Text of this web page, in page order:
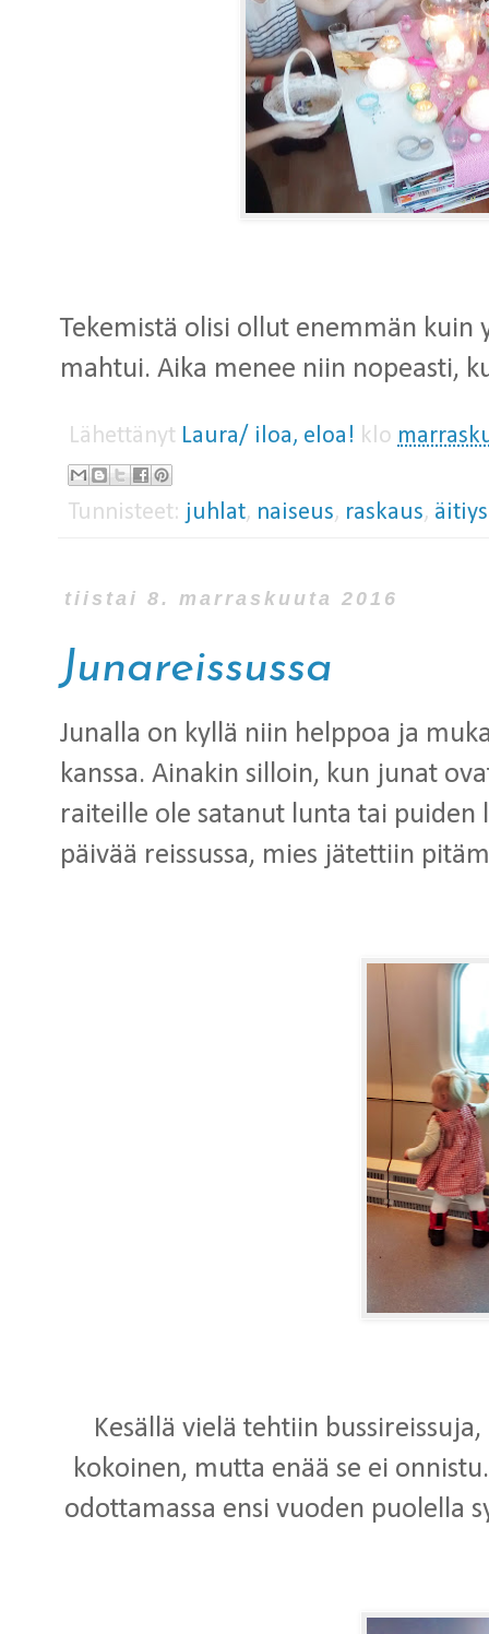
Tekemistä olisi ollut enemmän kuin
mahtui. Aika menee niin nopeasti,
Lähettänyt Laura/ iloa, eloa! klo
Tunnisteet: juhlat, naiseus, raskaus, äitiys
tiistai 8. marraskuuta 2016
Junareissussa
Junalla on kyllä niin helppoa ja
kanssa. Ainakin silloin, kun junat
raiteille ole satanut lunta tai puiden
päivää reissussa, mies jätettiin
Kesällä vielä tehtiin
kokoinen, mutta enää se ei
odottamassa ensi vuoden puolella